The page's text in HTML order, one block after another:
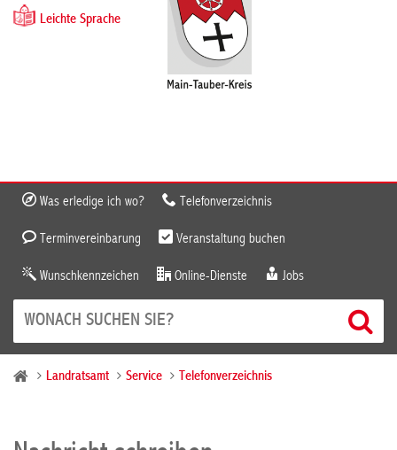
Leichte Sprache
Was erledige ich wo? Telefonverzeichnis
Terminvereinbarung Veranstaltung buchen
Wunschkennzeichen Online-Dienste Jobs
Landratsamt Service Telefonverzeichnis